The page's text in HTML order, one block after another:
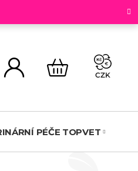
NÁKUPNÍ
KOŠÍK
CZK
PÉČE TOPVET